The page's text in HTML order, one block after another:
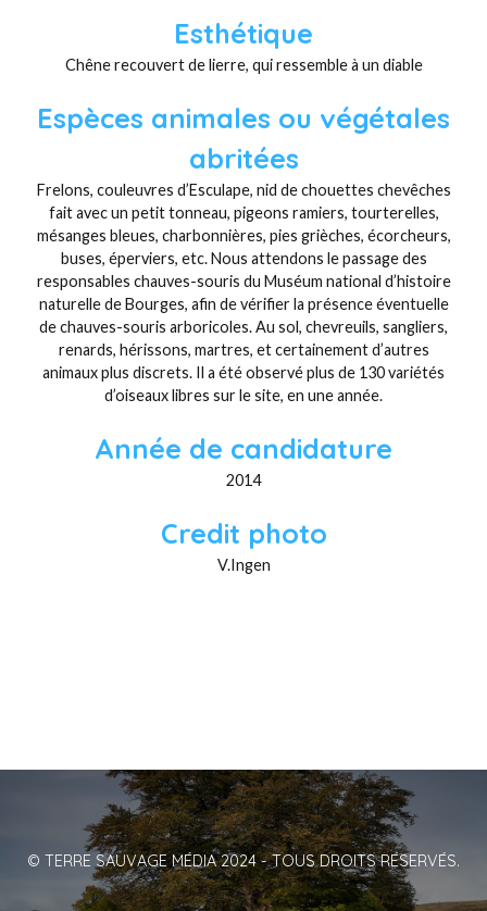
Esthétique
Chêne recouvert de lierre, qui ressemble à un diable
Espèces animales ou végétales
abritées
Frelons, couleuvres d’Esculape, nid de chouettes chevêches
fait avec un petit tonneau, pigeons ramiers, tourterelles,
mésanges bleues, charbonnières, pies grièches, écorcheurs,
buses, éperviers, etc. Nous attendons le passage des
responsables chauves-souris du Muséum national d’histoire
naturelle de Bourges, afin de vérifier la présence éventuelle
de chauves-souris arboricoles. Au sol, chevreuils, sangliers,
renards, hérissons, martres, et certainement d’autres
animaux plus discrets. Il a été observé plus de 130 variétés
d’oiseaux libres sur le site, en une année.
Année de candidature
2014
Credit photo
V.Ingen
© TERRE SAUVAGE MÉDIA 2024 - TOUS DROITS RÉSERVÉS.